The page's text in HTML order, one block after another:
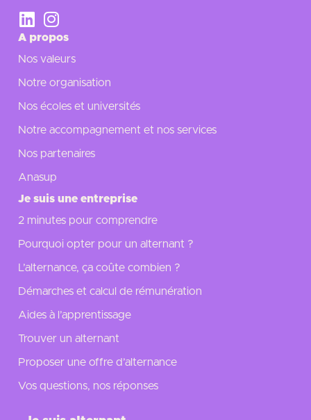
A propos
Nos valeurs
Notre organisation
Nos écoles et universités
Notre accompagnement et nos services
Nos partenaires
Anasup
Je suis une entreprise
2 minutes pour comprendre
Pourquoi opter pour un alternant ?
L’alternance, ça coûte combien ?
Démarches et calcul de rémunération
Aides à l’apprentissage
Trouver un alternant
Proposer une offre d’alternance
Vos questions, nos réponses